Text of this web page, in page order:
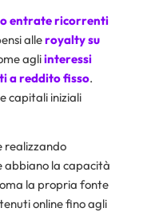
entrate ricorrenti
alleroyalty su
agliinteressi
a reddito fisso.
capitali iniziali
realizzando
abbiano la capacità
la propria fonte
online fino agli